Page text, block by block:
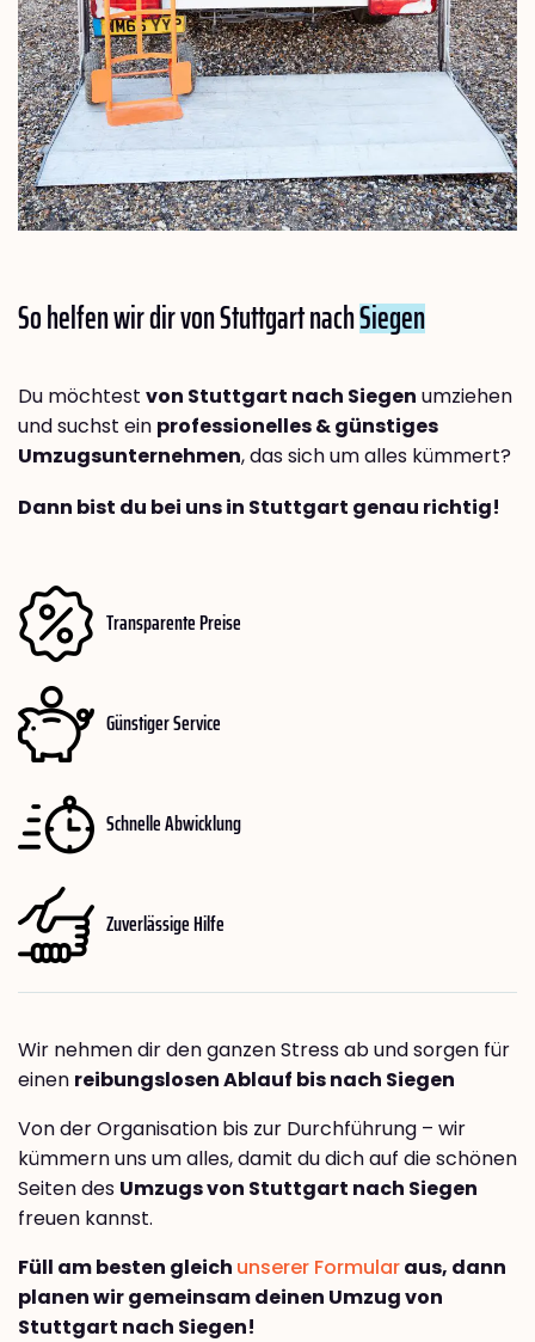
So helfen wir dir von Stuttgart nachSiegen
Du möchtest von Stuttgart nach Siegen umziehen
und suchst ein professionelles & günstiges
Umzugsunternehmen, das sich um alles kümmert?
Dann bist du bei uns in Stuttgart genau richtig!
Transparente Preise
Günstiger Service
Schnelle Abwicklung
Zuverlässige Hilfe
Wir nehmen dir den ganzen Stress ab und sorgen für
einen reibungslosen Ablauf bis nach Siegen
Von der Organisation bis zur Durchführung – wir
kümmern uns um alles, damit du dich auf die schönen
Seiten des Umzugs von Stuttgart nach Siegen
freuen kannst.
Füll am besten gleich unserer Formularaus, dann
planen wir gemeinsam deinen Umzug von
Stuttgart nach Siegen!